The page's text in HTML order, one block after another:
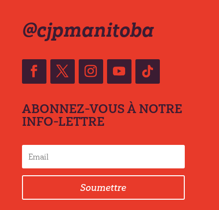
@cjpmanitoba
ABONNEZ-VOUS À NOTRE
INFO-LETTRE
Soumettre